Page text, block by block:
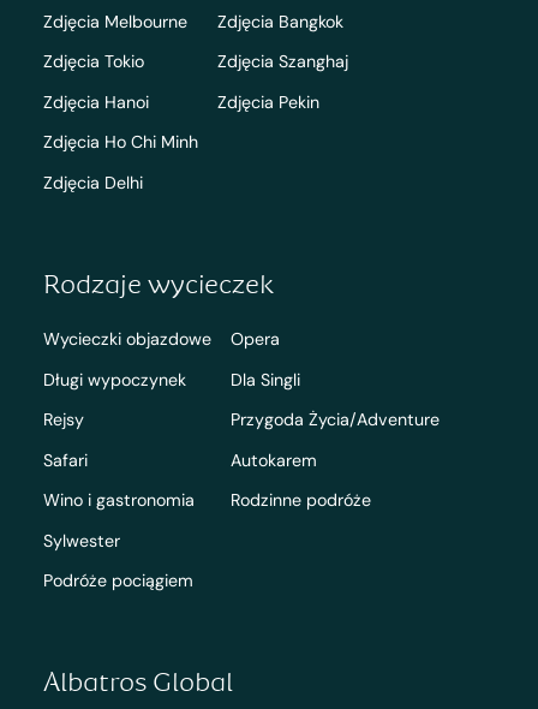
Zdjęcia Melbourne
Zdjęcia Tokio
Zdjęcia Hanoi
Zdjęcia Ho Chi Minh
Zdjęcia Delhi
Zdjęcia Bangkok
Zdjęcia Szanghaj
Zdjęcia Pekin
Rodzaje wycieczek
Wycieczki objazdowe
Długi wypoczynek
Rejsy
Safari
Wino i gastronomia
Sylwester
Podróże pociągiem
Opera
Dla Singli
Przygoda Życia/Adventure
Autokarem
Rodzinne podróże
Albatros Global